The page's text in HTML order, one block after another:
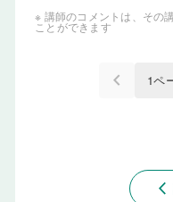
※ 講師のコメントは、その
ことができます
keyboard_arrow_left
arrow_back_ios